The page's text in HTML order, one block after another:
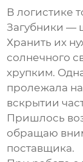
В логистике
Загубники —
Хранить их
солнечного
хрупким.
пролежала
вскрытии
Пришлось
обращаю
поставщика.